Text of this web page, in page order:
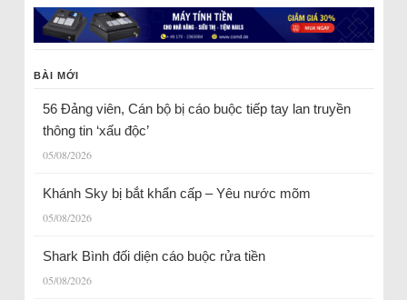
BÀI MỚI
56 Đảng viên, Cán bộ bị cáo buộc tiếp tay lan truyền
thông tin ‘xấu độc’
05/08/2026
Khánh Sky bị bắt khẩn cấp – Yêu nước mõm
05/08/2026
Shark Bình đối diện cáo buộc rửa tiền
05/08/2026